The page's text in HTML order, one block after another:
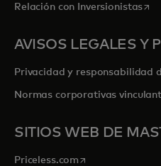
Relación con Inversionistasse
AVISOS LEGALES Y
Privacidad y responsabilidad
Normas corporativas
SITIOS WEB DE
Priceless.com se abre en una